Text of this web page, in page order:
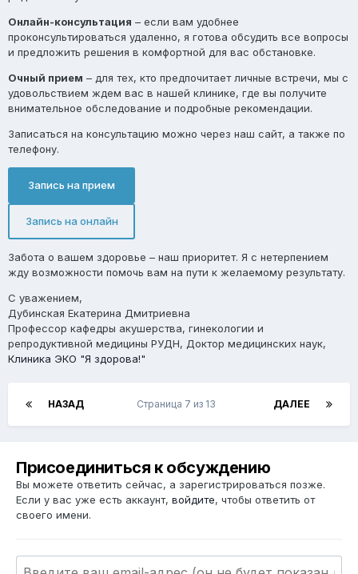
Онлайн-консультация – если вам удобнее
проконсультироваться удаленно, я готова обсудить все вопросы
и предложить решения в комфортной для вас обстановке.
Очный прием – для тех, кто предпочитает личные встречи, мы с
удовольствием ждем вас в нашей клинике, где вы получите
внимательное обследование и подробные рекомендации.
Записаться на консультацию можно через наш сайт, а также по
телефону.
Запись на прием
Запись на онлайн
Забота о вашем здоровье – наш приоритет. Я с нетерпением
жду возможности помочь вам на пути к желаемому результату.
С уважением,
Дубинская Екатерина Дмитриевна
Профессор кафедры акушерства, гинекологии и
репродуктивной медицины РУДН, Доктор медицинских наук,
Клиника ЭКО "Я здорова!"
НАЗАД ДАЛЕЕ
Страница 7 из 13
Присоединиться к обсуждению
Вы можете ответить сейчас, а зарегистрироваться позже.
Если у вас уже есть аккаунт, войдите, чтобы ответить от
своего имени.